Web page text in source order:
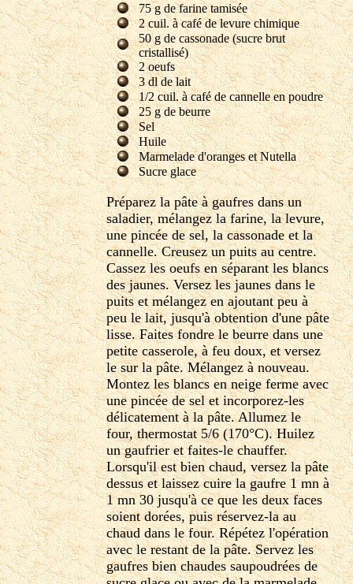
75 g de farine tamisée
2 cuil. à café de levure chimique
50 g de cassonade (sucre brut
cristallisé)
2 oeufs
3 dl de lait
1/2 cuil. à café de cannelle en poudre
25 g de beurre
Sel
Huile
Marmelade d'oranges et Nutella
Sucre glace
Préparez la pâte à gaufres dans un
saladier, mélangez la farine, la levure,
une pincée de sel, la cassonade et la
cannelle. Creusez un puits au centre.
Cassez les oeufs en séparant les blancs
des jaunes. Versez les jaunes dans le
puits et mélangez en ajoutant peu à
peu le lait, jusqu'à obtention d'une pâte
lisse. Faites fondre le beurre dans une
petite casserole, à feu doux, et versez
le sur la pâte. Mélangez à nouveau.
Montez les blancs en neige ferme avec
une pincée de sel et incorporez-les
délicatement à la pâte. Allumez le
four, thermostat 5/6 (170°C). Huilez
un gaufrier et faites-le chauffer.
Lorsqu'il est bien chaud, versez la pâte
dessus et laissez cuire la gaufre 1 mn à
1 mn 30 jusqu'à ce que les deux faces
soient dorées, puis réservez-la au
chaud dans le four. Répétez l'opération
avec le restant de la pâte. Servez les
gaufres bien chaudes saupoudrées de